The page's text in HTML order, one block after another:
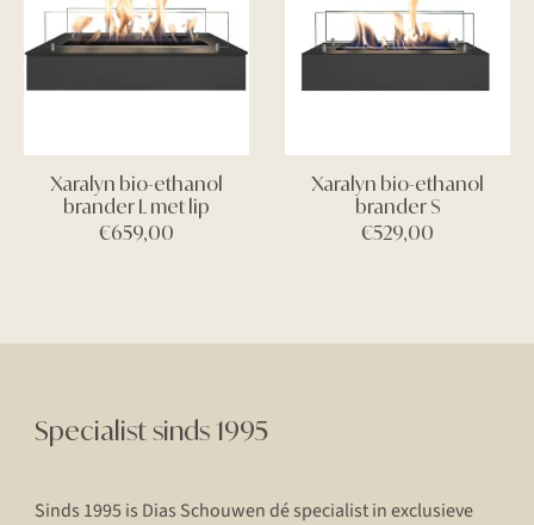
Xaralyn bio-ethanol
brander L met lip
€659,00
Xaralyn bio-ethanol
brander S
€529,00
Specialist sinds 1995
Sinds 1995 is Dias Schouwen dé specialist in exclusieve